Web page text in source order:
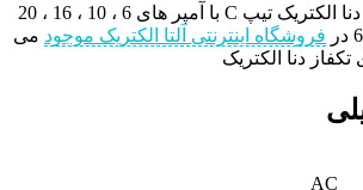
کلید مینیاتوری یک پل دنا الکتریک تیپ C با آمپر های 6 ، 10 ، 16 ، 20
فروشگاه اینترنتی آلتا الکتریک موجود می
AC